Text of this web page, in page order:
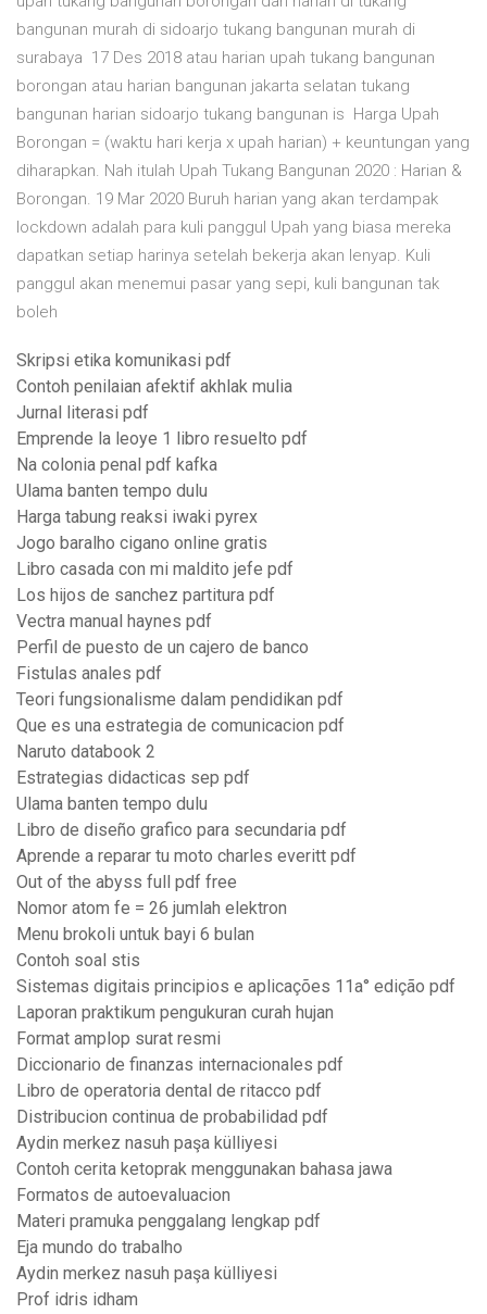
bangunan murah di sidoarjo tukang bangunan murah di
surabaya 17 Des 2018 atau harian upah tukang bangunan
borongan atau harian bangunan jakarta selatan tukang
bangunan harian sidoarjo tukang bangunan is Harga Upah
Borongan = (waktu hari kerja x upah harian) + keuntungan yang
diharapkan. Nah itulah Upah Tukang Bangunan 2020 : Harian &
Borongan. 19 Mar 2020 Buruh harian yang akan terdampak
lockdown adalah para kuli panggul Upah yang biasa mereka
dapatkan setiap harinya setelah bekerja akan lenyap. Kuli
panggul akan menemui pasar yang sepi, kuli bangunan tak
boleh
Skripsi etika komunikasi pdf
Contoh penilaian afektif akhlak mulia
Jurnal literasi pdf
Emprende la leoye 1 libro resuelto pdf
Na colonia penal pdf kafka
Ulama banten tempo dulu
Harga tabung reaksi iwaki pyrex
Jogo baralho cigano online gratis
Libro casada con mi maldito jefe pdf
Los hijos de sanchez partitura pdf
Vectra manual haynes pdf
Perfil de puesto de un cajero de banco
Fistulas anales pdf
Teori fungsionalisme dalam pendidikan pdf
Que es una estrategia de comunicacion pdf
Naruto databook 2
Estrategias didacticas sep pdf
Ulama banten tempo dulu
Libro de diseño grafico para secundaria pdf
Aprende a reparar tu moto charles everitt pdf
Out of the abyss full pdf free
Nomor atom fe = 26 jumlah elektron
Menu brokoli untuk bayi 6 bulan
Contoh soal stis
Sistemas digitais principios e aplicações 11a° edição pdf
Laporan praktikum pengukuran curah hujan
Format amplop surat resmi
Diccionario de finanzas internacionales pdf
Libro de operatoria dental de ritacco pdf
Distribucion continua de probabilidad pdf
Aydin merkez nasuh paşa külliyesi
Contoh cerita ketoprak menggunakan bahasa jawa
Formatos de autoevaluacion
Materi pramuka penggalang lengkap pdf
Eja mundo do trabalho
Aydin merkez nasuh paşa külliyesi
Prof idris idham